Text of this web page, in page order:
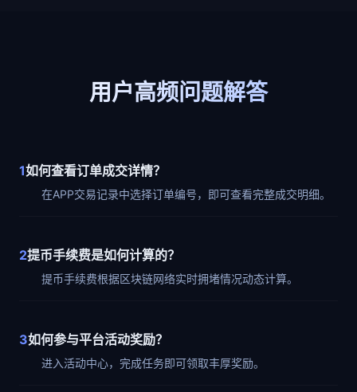
用户高频问题解答
1如何查看订单成交详情？
在APP交易记录中选择订单编号，即可查看完整成交明细。
2提币手续费是如何计算的？
提币手续费根据区块链网络实时拥堵情况动态计算。
3如何参与平台活动奖励？
进入活动中心，完成任务即可领取丰厚奖励。